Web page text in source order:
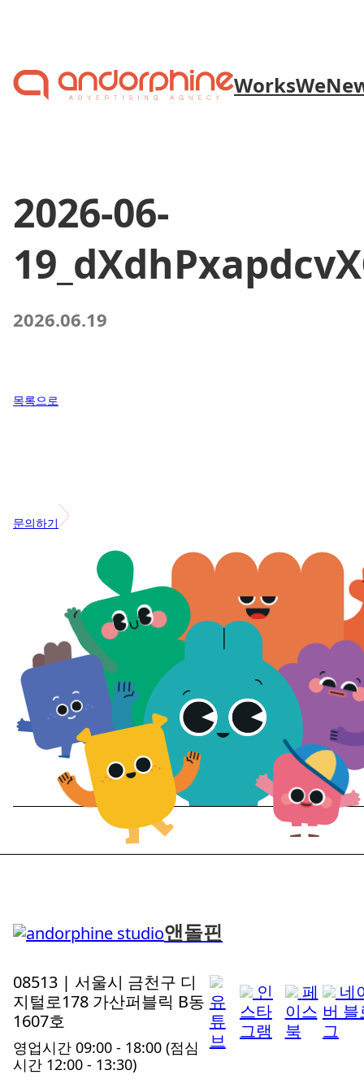
WorksWe
2026-06-
2026.06.19
목록으로
문의하기
앤돌핀
08513 | 서울시 금천구 디
지털로178 가산퍼블릭 B동
1607호
영업시간 09:00 - 18:00 (점심
시간 12:00 - 13:30)
유
튜
브
인
스타
그램
페
이스
북
네
버 블
그